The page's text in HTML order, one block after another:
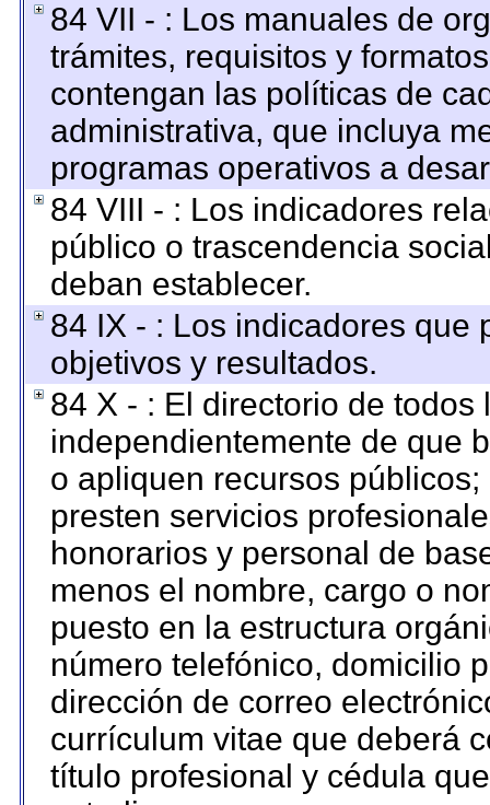
84 VII - : Los manuales de
trámites, requisitos y
contengan las políticas de
administrativa, que incluya
programas operativos a
84 VIII - : Los indicadores
público o trascendencia
deban establecer.
84 IX - : Los indicadores que
objetivos y resultados.
84 X - : El directorio de
independientemente de que
o apliquen recursos
presten servicios
honorarios y personal de
menos el nombre, cargo o
puesto en la estructura
número telefónico, domicilio
dirección de correo
currículum vitae que deberá
título profesional y cédula